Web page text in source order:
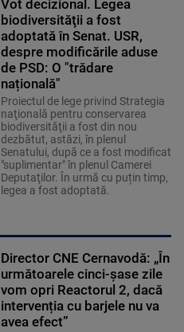
Vot decizional. Legea
biodiversităţii a fost
adoptată în Senat. USR,
despre modificările aduse
de PSD: O "trădare
națională"
Proiectul de lege privind Strategia
naţională pentru conservarea
biodiversităţii a fost din nou
dezbătut, astăzi, în plenul
Senatului, după ce a fost modificat
"suplimentar" în plenul Camerei
Deputaţilor. În urmă cu puțin timp,
legea a fost adoptată.
Director CNE Cernavodă: „În
următoarele cinci-șase zile
vom opri Reactorul 2, dacă
intervenția cu barjele nu va
avea efect”